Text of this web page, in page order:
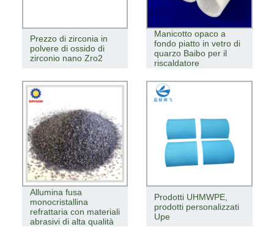
Prezzo di zirconia in
polvere di ossido di
zirconio nano Zro2
Manicotto opaco a
fondo piatto in vetro di
quarzo Baibo per il
riscaldatore
Allumina fusa
monocristallina
refrattaria con materiali
abrasivi di alta qualità
Prodotti UHMWPE,
prodotti personalizzati
Upe